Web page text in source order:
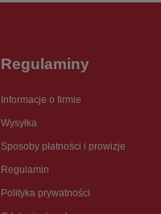
Regulaminy
Informacje o firmie
Wysyłka
Sposoby płatności i prowizje
Regulamin
Polityka prywatności